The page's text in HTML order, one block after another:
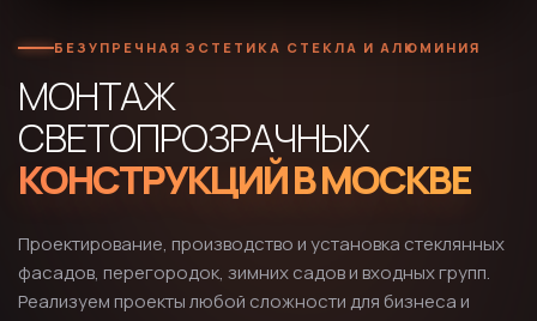
БЕЗУПРЕЧНАЯ ЭСТЕТИКА СТЕКЛА И АЛЮМИНИЯ
МОНТАЖ
СВЕТОПРОЗРАЧНЫХ
КОНСТРУКЦИЙ В МОСКВЕ
Проектирование, производство и установка стеклянных
фасадов, перегородок, зимних садов и входных групп.
Реализуем проекты любой сложности для бизнеса и